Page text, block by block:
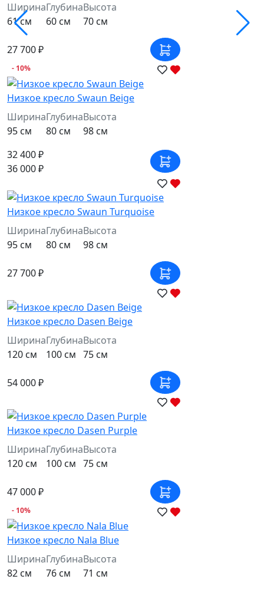
Ширина
61 см
Глубина
60 см
Высота
70 см
27 700 ₽
- 10%
Низкое кресло Swaun Beige
Ширина
95 см
Глубина
80 см
Высота
98 см
32 400 ₽
36 000 ₽
Низкое кресло Swaun Turquoise
Ширина
95 см
Глубина
80 см
Высота
98 см
27 700 ₽
Низкое кресло Dasen Beige
Ширина
120 см
Глубина
100 см
Высота
75 см
54 000 ₽
Низкое кресло Dasen Purple
Ширина
120 см
Глубина
100 см
Высота
75 см
47 000 ₽
- 10%
Низкое кресло Nala Blue
Ширина
82 см
Глубина
76 см
Высота
71 см